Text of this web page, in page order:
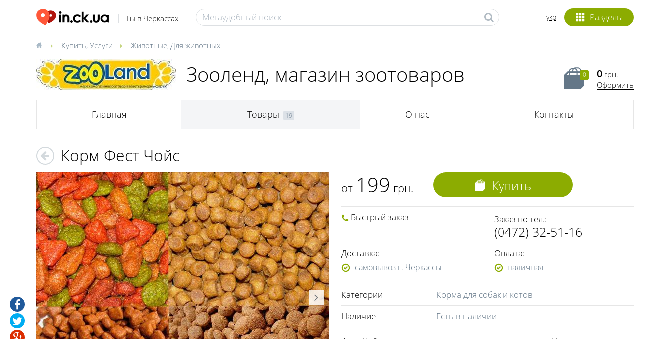
Ты в Черкассах Разделы
укр
Купить, Услуги Животные, Для животных
Зооленд, магазин зоотоваров 0 0 грн.
Оформить
Главная Товары 19 О нас Контакты
Корм Фест Чойс
от 199 грн. Купить
Быстрый заказ Заказ по тел.:
(0472) 32-51-16
Доставка:
самовывоз г. Черкассы
Оплата:
наличная
Категории
Корма для собак и котов
Наличие
Есть в наличии